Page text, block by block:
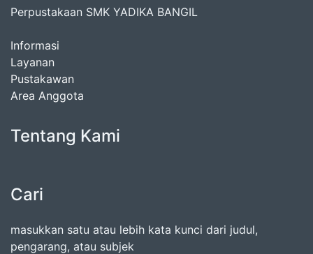
Perpustakaan SMK YADIKA BANGIL
Informasi
Layanan
Pustakawan
Area Anggota
Tentang Kami
Cari
masukkan satu atau lebih kata kunci dari judul,
pengarang, atau subjek